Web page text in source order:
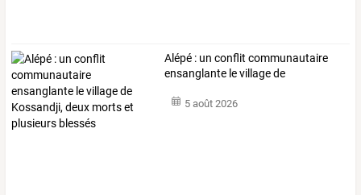
Alépé : un conflit communautaire
ensanglante levillagede
5 août 2026